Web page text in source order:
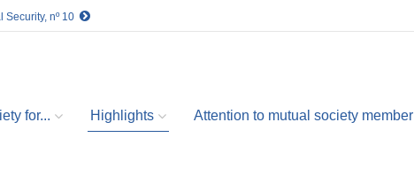
Security, nº 10
for... Highlights Attention to mutual society member